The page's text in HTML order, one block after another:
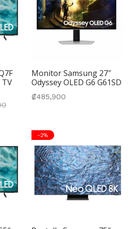
TV
₡309,900.
Monitor Samsung 27″
Odyssey OLED G6 G61SD
₡485,900
-2%